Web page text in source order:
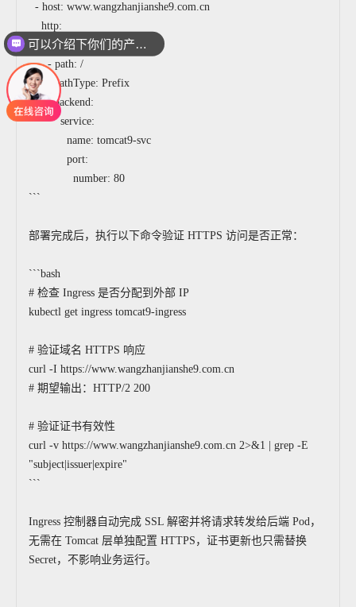
- host: www.wangzhanjianshe9.com.cn
http:
paths:
- path: /
pathType: Prefix
backend:
service:
name: tomcat9-svc
port:
number: 80
```
部署完成后，执行以下命令验证 HTTPS 访问是否正常：
```bash
# 检查 Ingress 是否分配到外部 IP
kubectl get ingress tomcat9-ingress
# 验证域名 HTTPS 响应
curl -I https://www.wangzhanjianshe9.com.cn
# 期望输出：HTTP/2 200
# 验证证书有效性
curl -v https://www.wangzhanjianshe9.com.cn 2>&1 | grep -E
"subject|issuer|expire"
```
Ingress 控制器自动完成 SSL 解密并将请求转发给后端 Pod，
无需在 Tomcat 层单独配置 HTTPS，证书更新也只需替换
Secret，不影响业务运行。
你们是怎么收费的呢